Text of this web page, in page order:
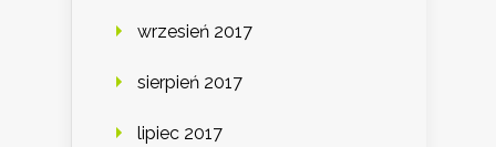
wrzesień 2017
sierpień 2017
lipiec 2017